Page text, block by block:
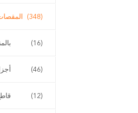
(348)
(16)
(46)
(12)